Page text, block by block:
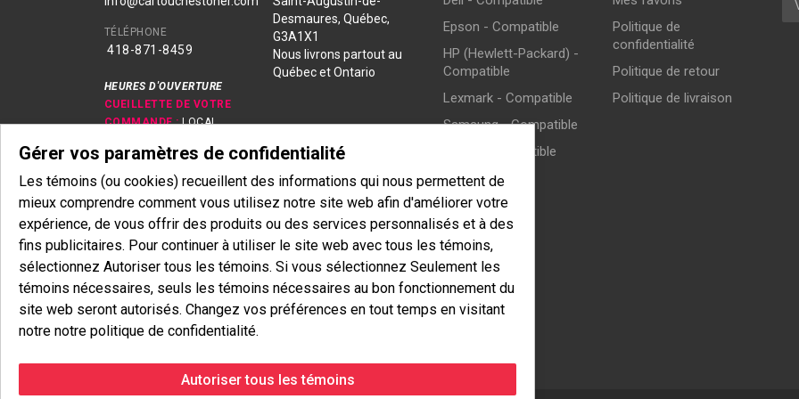
TÉLÉPHONE
418-871 -8459
HEURES D'OUVERTURE
CUEILLETTE DE VOTRE
COMMANDE :LOCAL
LIVRAISON : EN SEMAINE
DE 8H00 À 18H00
EN MAGASIN :
8h30 - 16h30 (fermé sur
l'heure du midi)
Vendredi
8h30 - 12h00
Samedi & Dimanche
Desmaures, Québec,
G3A1X1
Nous livrons partout au
Québec et Ontario
Epson - Compatible
HP (Hewlett-Packard) -
Compatible
Lexmark - Compatible
Samsung - Compatible
Xerox - Compatible
Politique de
confidentialité
Politique de retour
Politique de livraison
Gérer vos paramètres de confidentialité
Les témoins (ou cookies) recueillent des informations qui nous permettent de
mieux comprendre comment vous utilisez notre site web afin d'améliorer votre
expérience, de vous offrir des produits ou des services personnalisés et à des
fins publicitaires. Pour continuer à utiliser le site web avec tous les témoins,
sélectionnez Autoriser tous les témoins. Si vous sélectionnez Seulement les
témoins nécessaires, seuls les témoins nécessaires au bon fonctionnement du
site web seront autorisés. Changez vos préférences en tout temps en visitant
notre notre politique de confidentialité.
Autoriser tous les témoins